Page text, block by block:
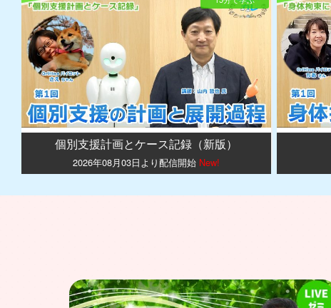
個別支援計画とケース記録（新版）
2026年08月03日より配信開始 New!